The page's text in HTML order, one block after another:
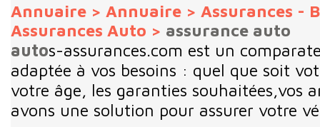
Annuaire > Annuaire > Assurances -
Assurances Auto > assurance auto
autos-assurances.com est un
adaptée à vos besoins : quel que soit
votre âge, les garanties souhaitées,vos
avons une solution pour assurer votre